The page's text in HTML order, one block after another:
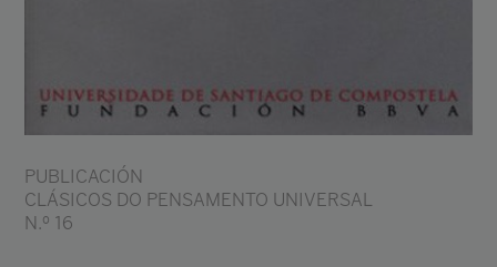
PUBLICACIÓN
CLÁSICOS DO PENSAMENTO UNIVERSAL
N.º 16